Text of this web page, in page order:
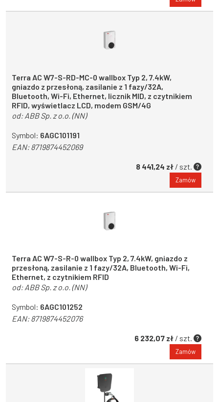
Terra AC W7-S-RD-MC-0 wallbox Typ 2, 7.4kW,
gniazdo z przesłoną, zasilanie z 1 fazy/32A,
Bluetooth, Wi-Fi, Ethernet, licznik MID, z czytnikiem
RFID, wyświetlacz LCD, modem GSM/4G
od: ABB Sp. z o.o. (NN)
Symbol: 6AGC101191
EAN:8719874452069
8 441,24 zł / szt.
Zamów
Terra AC W7-S-R-0 wallbox Typ 2, 7.4kW, gniazdo z
przesłoną, zasilanie z 1 fazy/32A, Bluetooth, Wi-Fi,
Ethernet, z czytnikiem RFID
od: ABB Sp. z o.o. (NN)
Symbol: 6AGC101252
EAN:8719874452076
6 232,07 zł / szt.
Zamów